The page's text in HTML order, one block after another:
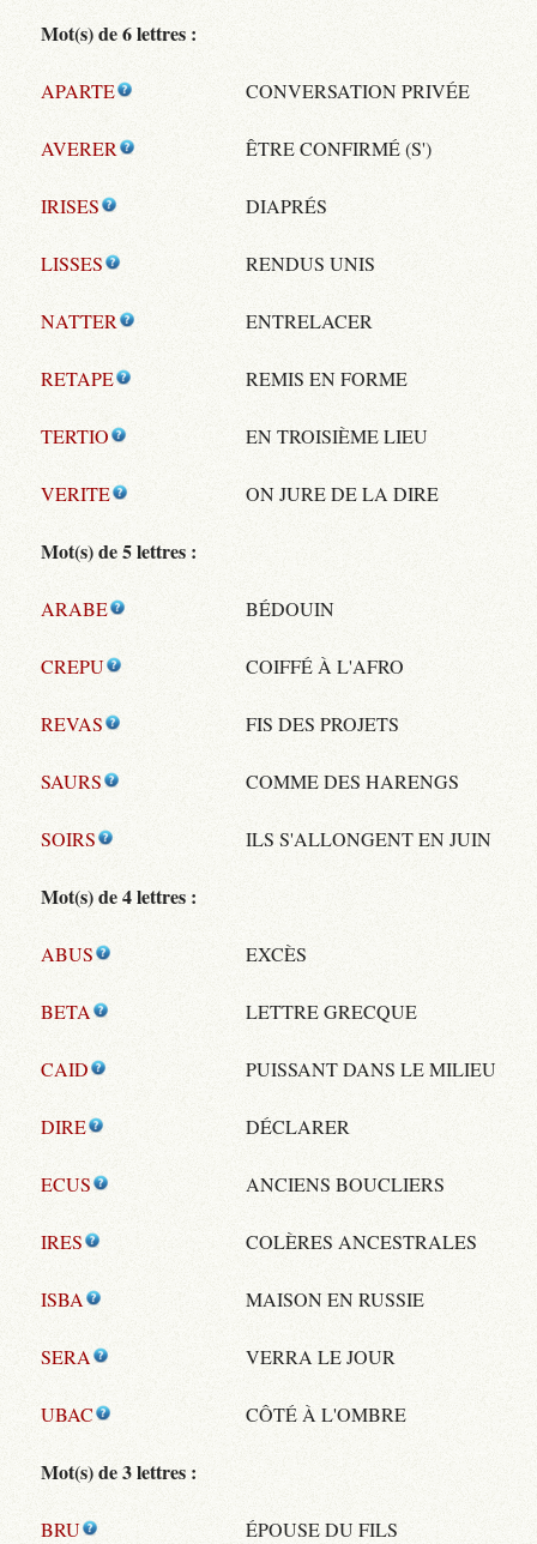
Mot(s) de 6 lettres :
APARTE CONVERSATION PRIVÉE
AVERER ÊTRE CONFIRMÉ (S')
IRISES DIAPRÉS
LISSES RENDUS UNIS
NATTER ENTRELACER
RETAPE REMIS EN FORME
TERTIO EN TROISIÈME LIEU
VERITE ON JURE DE LA DIRE
Mot(s) de 5 lettres :
ARABE BÉDOUIN
CREPU COIFFÉ À L'AFRO
REVAS FIS DES PROJETS
SAURS COMME DES HARENGS
SOIRS ILS S'ALLONGENT EN JUIN
Mot(s) de 4 lettres :
ABUS EXCÈS
BETA LETTRE GRECQUE
CAID PUISSANT DANS LE MILIEU
DIRE DÉCLARER
ECUS ANCIENS BOUCLIERS
IRES COLÈRES ANCESTRALES
ISBA MAISON EN RUSSIE
SERA VERRA LE JOUR
UBAC CÔTÉ À L'OMBRE
Mot(s) de 3 lettres :
BRU ÉPOUSE DU FILS